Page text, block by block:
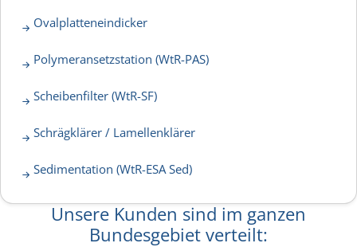
Ovalplatteneindicker
Polymeransetzstation (WtR-PAS)
Scheibenfilter (WtR-SF)
Schrägklärer / Lamellenklärer
Sedimentation (WtR-ESA Sed)
Unsere Kunden sind im ganzen
Bundesgebiet verteilt: